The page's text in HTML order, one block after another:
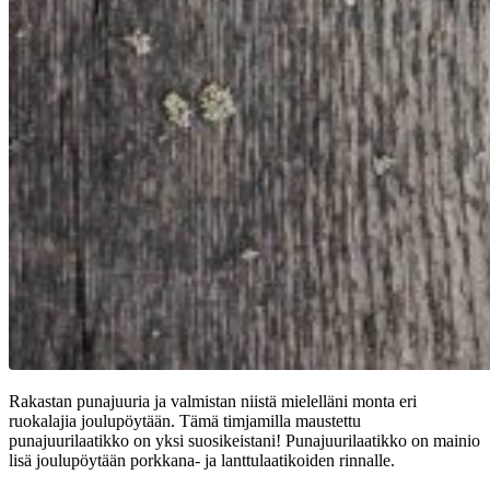
Rakastan punajuuria ja valmistan niistä mielelläni monta eri
ruokalajia joulupöytään. Tämä timjamilla maustettu
punajuurilaatikko on yksi suosikeistani! Punajuurilaatikko on mainio
lisä joulupöytään porkkana- ja lanttulaatikoiden rinnalle.